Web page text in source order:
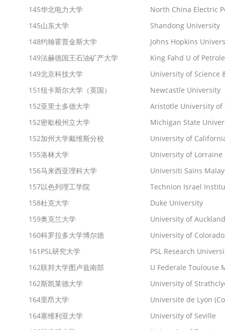
145华北电力大学
North China Electric
145山东大学
Shandong University
148约翰霍普金斯大学
Johns Hopkins
149法赫德国王石油矿产大学
King Fahd U of
149北京科技大学
University of Science
151纽卡斯尔大学（英国）
Newcastle University
152亚里士多德大学
Aristotle University of
152密歇根州立大学
Michigan State
152加州大学戴维斯分校
University of
155洛林大学
University of Lorraine
156马来西亚理科大学
Universiti Sains
157以色列理工学院
Technion Israel
158杜克大学
Duke University
159奥克兰大学
University of Auckland
160科罗拉多大学博尔德
University of
161 PSL研究大学
PSL Research
162联邦大学图卢兹南部
U Federale Toulouse
162斯凯莱德大学
University of
164里昂大学
Universite de Lyon
164塞维利亚大学
University of Seville